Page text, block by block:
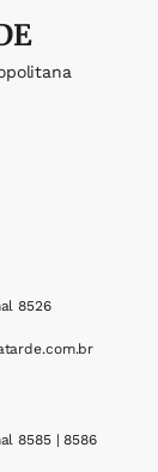
8526
8585 | 8586